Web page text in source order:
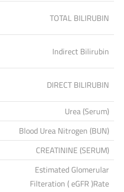
TOTAL BILIRUBIN
Indirect Bilirubin
DIRECT BILIRUBIN
Urea (Serum)
Blood Urea Nitrogen (BUN)
CREATININE (SERUM)
Estimated Glomerular
Filteration ( eGFR )Rate